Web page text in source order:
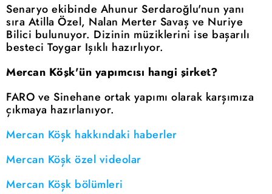
Senaryo ekibinde Ahunur Serdaroğlu'nun yanı
sıra Atilla Özel, Nalan Merter Savaş ve Nuriye
Bilici bulunuyor. Dizinin müziklerini ise başarılı
besteci Toygar Işıklı hazırlıyor.
Mercan Köşk'ün yapımcısı hangi şirket?
FARO ve Sinehane ortak yapımı olarak karşımıza
çıkmaya hazırlanıyor.
Mercan Köşk hakkındaki haberler
Mercan Köşk özel videolar
Mercan Köşk bölümleri